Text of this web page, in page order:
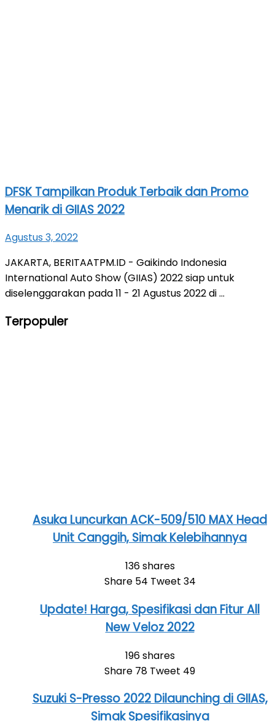
DFSK Tampilkan Produk Terbaik dan Promo
Menarik di GIIAS 2022
Agustus 3, 2022
JAKARTA, BERITAATPM.ID - Gaikindo Indonesia
International Auto Show (GIIAS) 2022 siap untuk
diselenggarakan pada 11 - 21 Agustus 2022 di ...
Terpopuler
Asuka Luncurkan ACK-509/510 MAX Head
Unit Canggih, Simak Kelebihannya
136 shares
Share 54 Tweet 34
Update! Harga, Spesifikasi dan Fitur All
New Veloz 2022
196 shares
Share 78 Tweet 49
Suzuki S-Presso 2022 Dilaunching di GIIAS,
Simak Spesifikasinya